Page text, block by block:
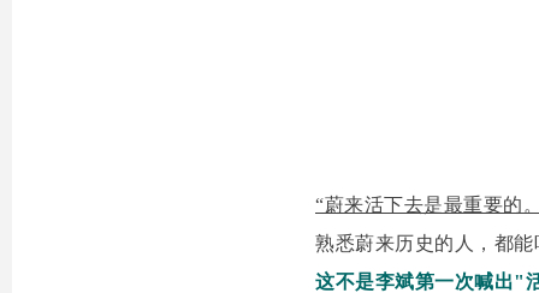
“蔚来活下去是最重要的
熟悉蔚来历史的人，都
这不是李斌第一次喊出"